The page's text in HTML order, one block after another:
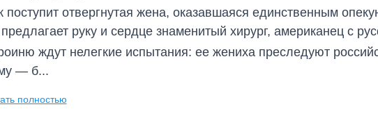
поступит отвергнутая жена, оказавшаяся единственным
руку и сердце знаменитый хирург, американец с
ждут нелегкие испытания: ее жениха преследуют
— б...
полностью